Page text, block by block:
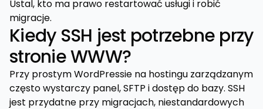
Ustal, kto ma prawo restartować usługi i robić
migracje.
Kiedy SSH jest potrzebne przy
stronie WWW?
Przy prostym WordPressie na hostingu zarządzanym
często wystarczy panel, SFTP i dostęp do bazy. SSH
jest przydatne przy migracjach, niestandardowych